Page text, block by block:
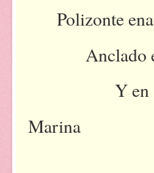
Polizonte
Anclado
Y
Marina